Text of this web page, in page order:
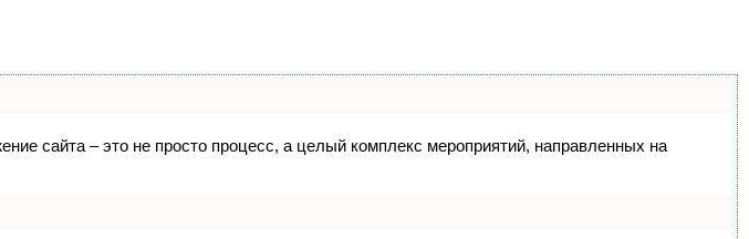
сайта – это не просто процесс, а целый комплекс мероприятий, направленных на